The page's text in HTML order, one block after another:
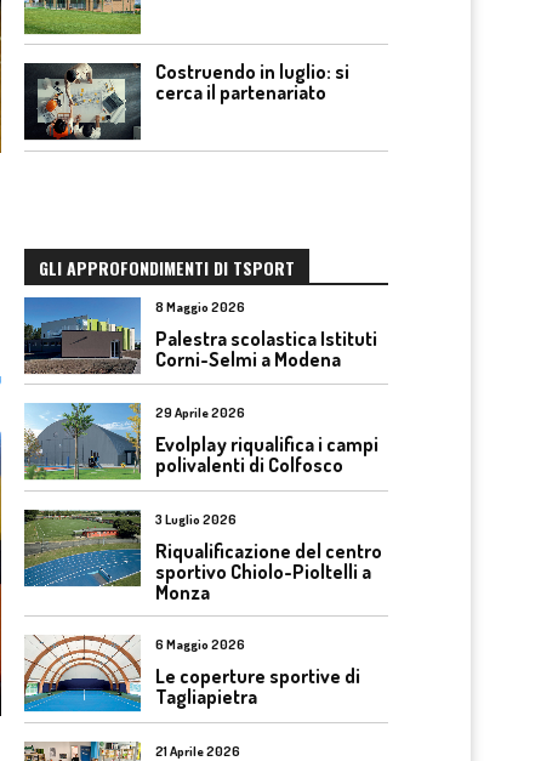
Costruendo in luglio: si
cerca il partenariato
GLI APPROFONDIMENTI DI TSPORT
8 Maggio 2026
Palestra scolastica Istituti
Corni-Selmi a Modena
29 Aprile 2026
Evolplay riqualifica i campi
polivalenti di Colfosco
3 Luglio 2026
Riqualificazione del centro
sportivo Chiolo-Pioltelli a
Monza
6 Maggio 2026
Le coperture sportive di
Tagliapietra
21 Aprile 2026